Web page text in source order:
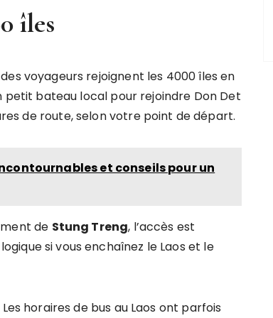
îles
voyageurs rejoignent les 4000 îles en
petit bateau local pour rejoindre Don Det
de route, selon votre point de départ.
et conseils pour un
de Stung Treng, l’accès est
si vous enchaînez le Laos et le
horaires de bus au Laos ont parfois